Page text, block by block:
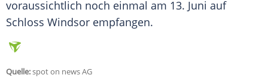
voraussichtlich noch einmal am 13. Juni auf
Schloss Windsor empfangen.
Quelle:spot on news AG